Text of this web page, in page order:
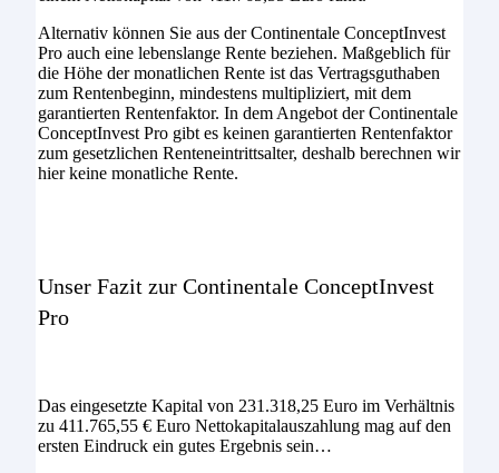
Alternativ können Sie aus der Continentale ConceptInvest
Pro auch eine lebenslange Rente beziehen. Maßgeblich für
die Höhe der monatlichen Rente ist das Vertragsguthaben
zum Rentenbeginn, mindestens multipliziert, mit dem
garantierten Rentenfaktor. In dem Angebot der Continentale
ConceptInvest Pro gibt es keinen garantierten Rentenfaktor
zum gesetzlichen Renteneintrittsalter, deshalb berechnen wir
hier keine monatliche Rente.
Unser Fazit zur Continentale ConceptInvest
Pro
Das eingesetzte Kapital von 231.318,25 Euro im Verhältnis
zu 411.765,55 € Euro Nettokapitalauszahlung mag auf den
ersten Eindruck ein gutes Ergebnis sein…